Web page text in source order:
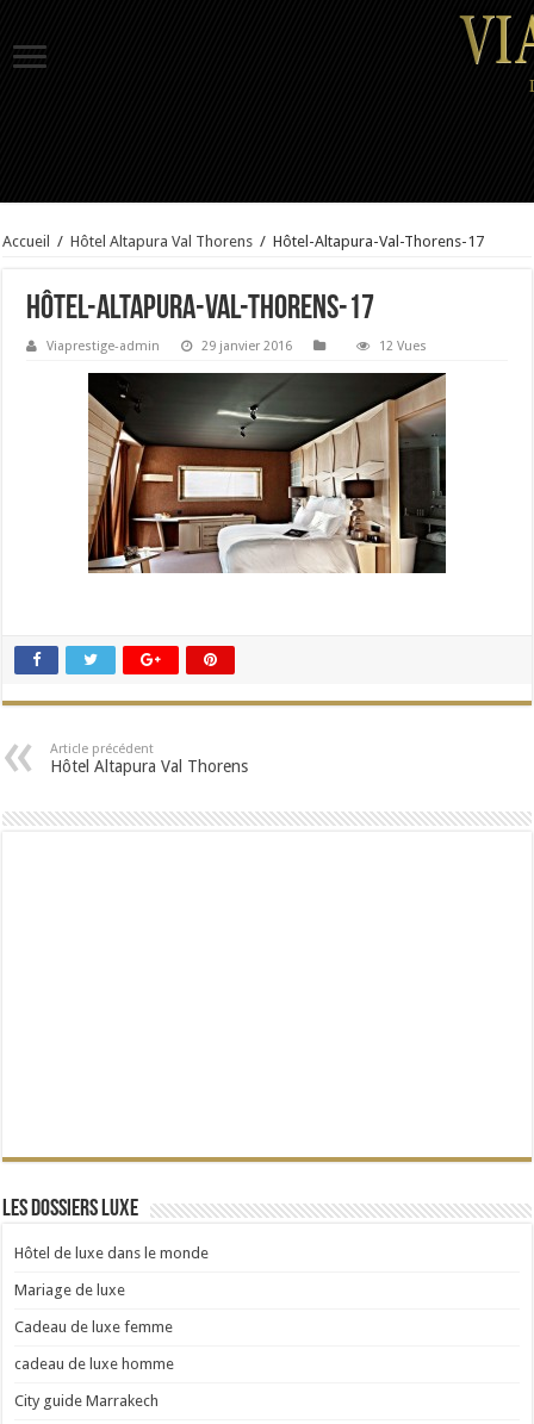
Accueil / Hôtel Altapura Val Thorens / Hôtel-Altapura-Val-Thorens-17
Hôtel-Altapura-Val-Thorens-17
Viaprestige-admin 29 janvier 2016 12 Vues
Article précédent
Hôtel Altapura Val Thorens
Les dossiers Luxe
Hôtel de luxe dans le monde
Mariage de luxe
Cadeau de luxe femme
cadeau de luxe homme
City guide Marrakech